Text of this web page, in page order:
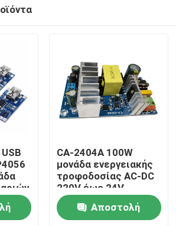
CA-2404A 100W
μονάδα ενεργειακής
τροφοδοσίας AC-DC
220V έως 24V
Αποστολή